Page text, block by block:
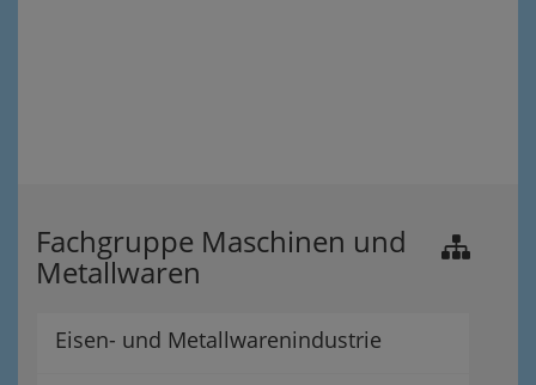
Fachgruppe Maschinen und
Metallwaren
Eisen- und Metallwarenindustrie